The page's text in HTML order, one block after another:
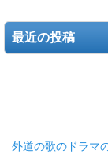
最近の投稿
外道の歌のドラマ